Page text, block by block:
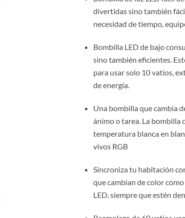
divertidas sino también
necesidad de tiempo,
Bombilla LED de bajo
sino también eficientes.
para usar solo 10 vatios,
de energía.
Una bombilla que cambia
ánimo o tarea. La bombilla
temperatura blanca en
vivos RGB
Sincroniza tu habitación
que cambian de color
LED, siempre que estén